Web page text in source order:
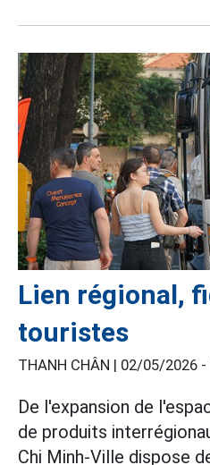
Lien régional,
touristes
THANH CHÂN | 02/05/2026 -
De l'expansion de
de produits
Chi Minh-Ville dispose